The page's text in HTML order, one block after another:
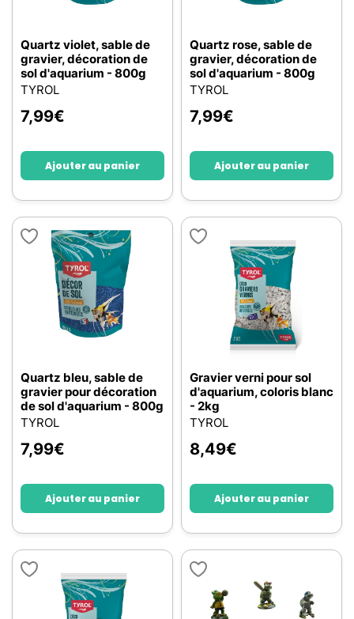
Quartz violet, sable de
gravier, décoration de
sol d'aquarium - 800g
TYROL
7,99€
Ajouter au panier
Quartz rose, sable de
gravier, décoration de
sol d'aquarium - 800g
TYROL
7,99€
Ajouter au panier
Quartz bleu, sable de
gravier pour décoration
de sol d'aquarium - 800g
TYROL
7,99€
Ajouter au panier
Gravier verni pour sol
d'aquarium, coloris blanc
- 2kg
TYROL
8,49€
Ajouter au panier